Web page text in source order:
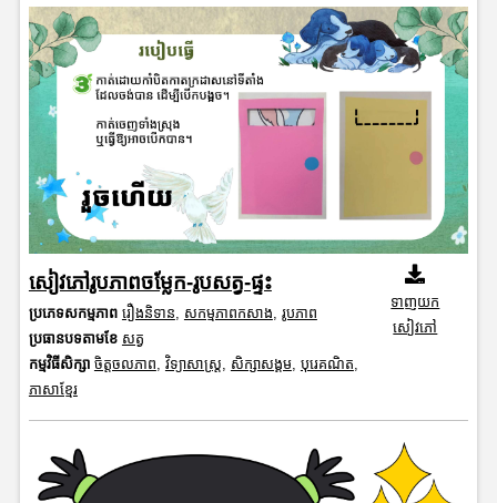
សៀវភៅរូបភាពចម្លែក-រូបសត្វ-ផ្ទះ
ប្រភេទសកម្មភាព រឿងនិទាន, សកម្មភាពកសាង, រូបភាព
ប្រធានបទតាមខែ សត្វ
កម្មវិធីសិក្សា ចិត្តចលភាព, វិទ្យាសាស្រ្ត, សិក្សាសង្គម, បុរេគណិត,
ភាសាខ្មែរ
ទាញយក
សៀវភៅ